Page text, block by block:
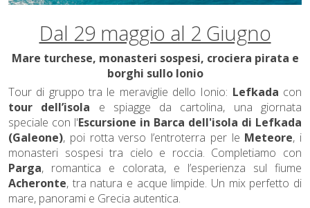
Dal 29 maggio al 2 Giugno
Mare turchese, monasteri sospesi, crociera pirata e
borghi sullo Ionio
Tour di gruppo tra le meraviglie dello Ionio: Lefkada con
tour dell’isola e spiagge da cartolina, una giornata
speciale con l'Escursione in Barca dell'isola di Lefkada
(Galeone), poi rotta verso l’entroterra per le Meteore, i
monasteri sospesi tra cielo e roccia. Completiamo con
Parga, romantica e colorata, e l’esperienza sul fiume
Acheronte, tra natura e acque limpide. Un mix perfetto di
mare, panorami e Grecia autentica.